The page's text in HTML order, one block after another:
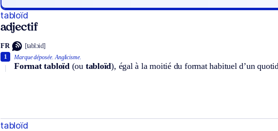
tabloïd
adjectif
FR [tablɔid]
Marque déposée. Anglicisme.
Format tabloïd (ou tabloïd), égal à la moitié du format habituel d’un
1
tabloïd